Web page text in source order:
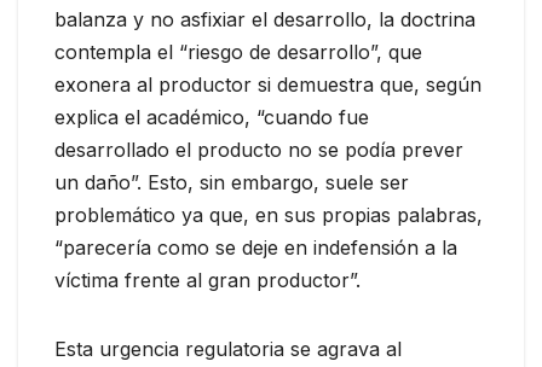
balanza y no asfixiar el desarrollo, la doctrina
contempla el “riesgo de desarrollo”, que
exonera al productor si demuestra que, según
explica el académico, “cuando fue
desarrollado el producto no se podía prever
un daño”. Esto, sin embargo, suele ser
problemático ya que, en sus propias palabras,
“parecería como se deje en indefensión a la
víctima frente al gran productor”.
Esta urgencia regulatoria se agrava al